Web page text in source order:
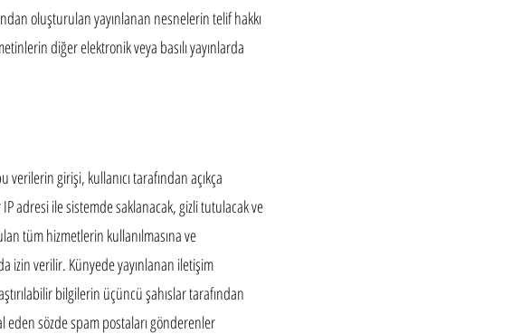
oluşturulan yayınlanan nesnelerin telif hakkı
diğer elektronik veya basılı yayınlarda
girişi, kullanıcı tarafından açıkça
adresi ile sistemde saklanacak, gizli tutulacak ve
tüm hizmetlerin kullanılmasına ve
izin verilir. Künyede yayınlanan iletişim
bilgilerin üçüncü şahıslar tarafından
eden sözde spam postaları gönderenler